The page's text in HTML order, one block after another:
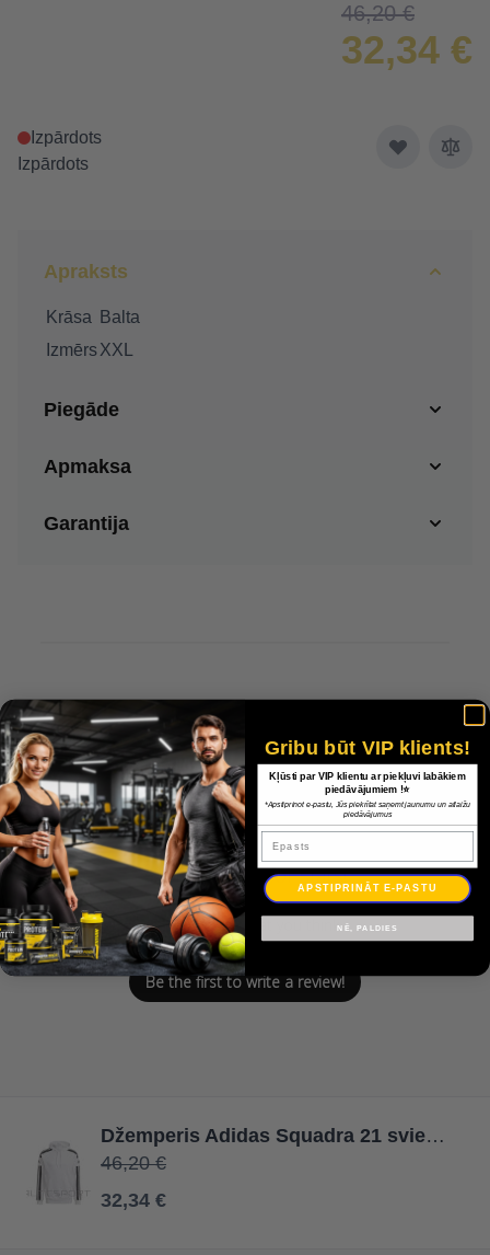
46,20 €
32,34 €
Izpārdots
Izpārdots
Apraksts
Krāsa
Balta
IzmērsXXL
Piegāde
Apmaksa
Garantija
Customer Reviews
We’re looking for stars!
Let us know what you think
Be the first to write a review!
Džemperis Adidas Squadra 21 sviedri Hoody GT6637 / Balta / XXL
46,20 €
32,34 €
Gribu būt VIP klients!
Kļūsti par VIP klientu ar piekļuvi labākiem
piedāvājumiem !⭐
*Apstiprinot e-pastu, Jūs piekrītat saņemt jaunumu un atlaižu
piedāvājumus
Epasts
APSTIPRINĀT E-PASTU
NĒ, PALDIES